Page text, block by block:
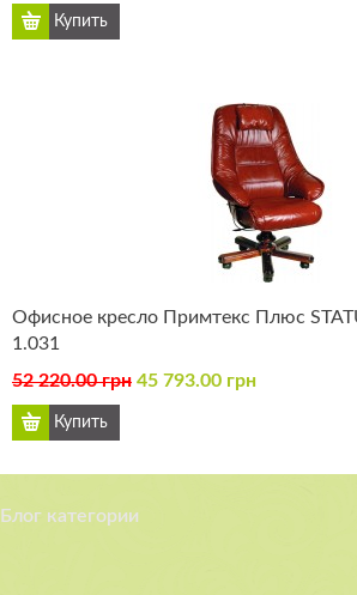
Офисное кресло Примтекс Плюс
1.031
52 220.00 грн 45 793.00 грн
Блог категории